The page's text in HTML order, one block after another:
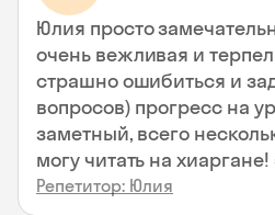
Юлия просто
очень вежливая и
страшно ошибиться и
вопросов) прогресс на
заметный, всего
могу читать на
Репетитор: Юлия